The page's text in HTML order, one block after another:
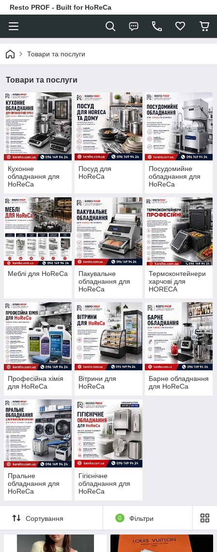
Resto PROF - Built for HoReCa
Товари та послуги
Товари та послуги
Кухонне
обладнання для
HoReCa
Посуд для
HoReCa
Посудомийне
обладнання для
HoReCa
Меблі для HoReCa
Пакувальне
обладнання для
HoReCa
Термоконтейнери
харчові для
HORECA
Професійна хімія
для HoReCa
Вітрини для
HoReCa
Барне обладнання
для HoReCa
Пральне
обладнання для
HoReCa
Гігієнічне
обладнання для
HoReCa
Сортування 0 Фільтри